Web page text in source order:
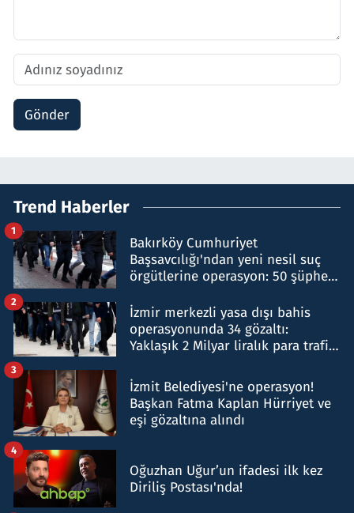
Gönder
Trend Haberler
Bakırköy Cumhuriyet
Başsavcılığı'ndan yeni nesil suç
örgütlerine operasyon: 50 şüpheli
1
İzmir merkezli yasa dışı bahis
operasyonunda 34 gözaltı:
Yaklaşık 2 Milyar liralık para trafiği
2
İzmit Belediyesi'ne operasyon!
Başkan Fatma Kaplan Hürriyet ve
eşi gözaltına alındı
3
Oğuzhan Uğur’un ifadesi ilk kez
Diriliş Postası'nda!
4